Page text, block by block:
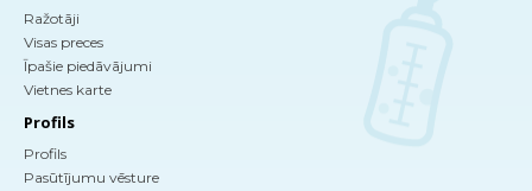
Ražotāji
Visas preces
Īpašie piedāvājumi
Vietnes karte
Profils
Profils
Pasūtījumu vēsture